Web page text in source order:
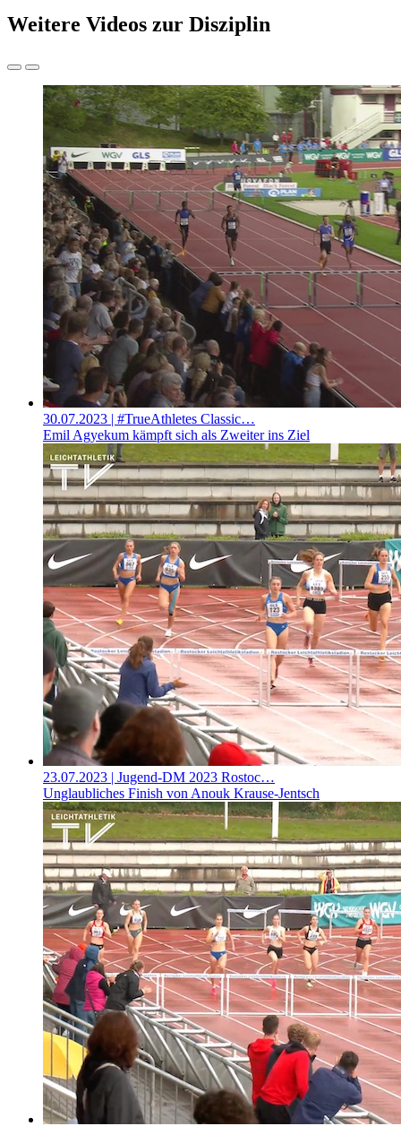
Weitere Videos zur Disziplin
30.07.2023 | #TrueAthletes Classic…
Emil Agyekum kämpft sich als Zweiter ins Ziel
23.07.2023 | Jugend-DM 2023 Rostoc…
Unglaubliches Finish von Anouk Krause-Jentsch